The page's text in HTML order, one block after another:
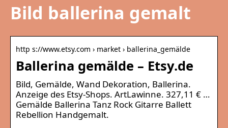
Bild ballerina gemalt
http s://www.etsy.com › market › ballerina_gemälde
Ballerina gemälde – Etsy.de
Bild, Gemälde, Wand Dekoration, Ballerina.
Anzeige des Etsy-Shops. ArtLawinne. 327,11 € …
Gemälde Ballerina Tanz Rock Gitarre Ballett
Rebellion Handgemalt.